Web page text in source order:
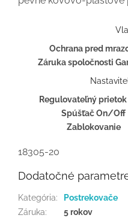
Ochrana pred
Záruka spoločnosti
Regulovateľný
Spúšťač On/Off
Zablokovanie
18305-20
Dodatočné
Kategória:
Postrekovače
Záruka:
5 rokov